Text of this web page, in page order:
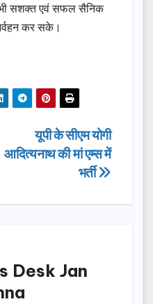
सशक्त एवं सफल सैनिक
कर सके।
यूपी के सीएम योगी
आदित्यनाथ की मां एम्स में
भर्ती
Desk Jan